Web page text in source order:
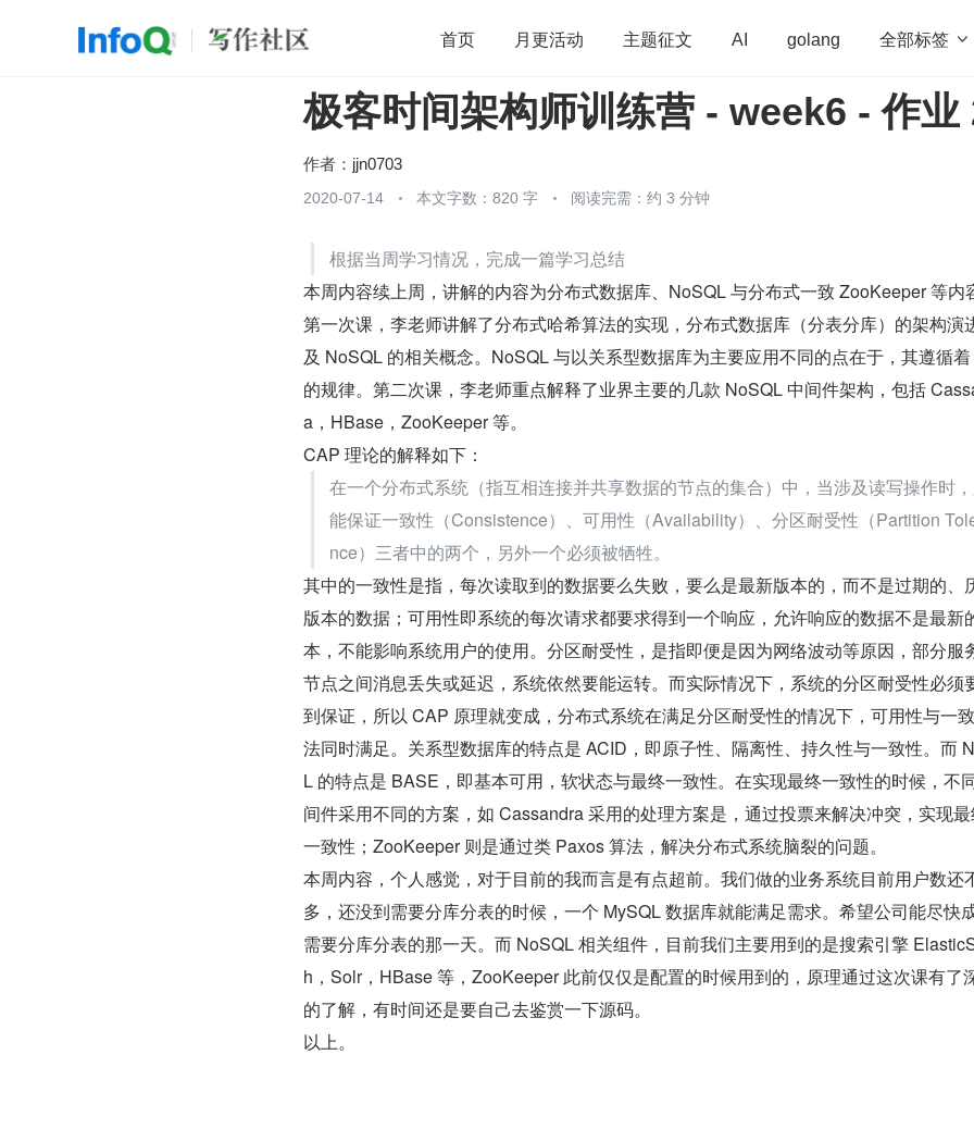
首页 月更活动 主题征文 AI golang 全部标签 
开源 架构 OpenHarmony 算法 学习方法 Web3.0 高
极客时间架构师训练营 - week6 - 作业
作者： jjn0703
2020-07-14 本文字数：820 字 阅读完需：约 3 分钟
根据当周学习情况，完成一篇学习总结
本周内容续上周，讲解的内容为分布式数据库、NoSQL 与分布式一致 ZooKeeper 等内
第一次课，李老师讲解了分布式哈希算法的实现，分布式数据库（分表分库）的架构演
及 NoSQL 的相关概念。NoSQL 与以关系型数据库为主要应用不同的点在于，其遵循
的规律。第二次课，李老师重点解释了业界主要的几款 NoSQL 中间件架构，包括
a，HBase，ZooKeeper 等。
CAP 理论的解释如下：
在一个分布式系统（指互相连接并共享数据的节点的集合）中，当涉及读写操作时
能保证一致性（Consistence）、可用性（Availability）、分区耐受性（Partition
nce）三者中的两个，另外一个必须被牺牲。
其中的一致性是指，每次读取到的数据要么失败，要么是最新版本的，而不是过期的、
版本的数据；可用性即系统的每次请求都要求得到一个响应，允许响应的数据不是最新
本，不能影响系统用户的使用。分区耐受性，是指即便是因为网络波动等原因，部分服
节点之间消息丢失或延迟，系统依然要能运转。而实际情况下，系统的分区耐受性必须
到保证，所以 CAP 原理就变成，分布式系统在满足分区耐受性的情况下，可用性与一
法同时满足。关系型数据库的特点是 ACID，即原子性、隔离性、持久性与一致性。而
L 的特点是 BASE，即基本可用，软状态与最终一致性。在实现最终一致性的时候，不
间件采用不同的方案，如 Cassandra 采用的处理方案是，通过投票来解决冲突，实现
一致性；ZooKeeper 则是通过类 Paxos 算法，解决分布式系统脑裂的问题。
本周内容，个人感觉，对于目前的我而言是有点超前。我们做的业务系统目前用户数还
多，还没到需要分库分表的时候，一个 MySQL 数据库就能满足需求。希望公司能尽快
需要分库分表的那一天。而 NoSQL 相关组件，目前我们主要用到的是搜索引擎
h，Solr，HBase 等，ZooKeeper 此前仅仅是配置的时候用到的，原理通过这次课有了
的了解，有时间还是要自己去鉴赏一下源码。
以上。